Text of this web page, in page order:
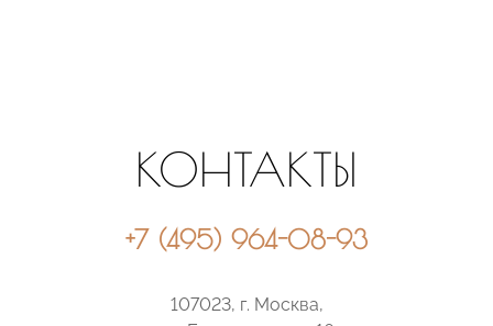
КОНТАКТЫ
+7 (495) 964-08-93
107023, г. Москва,